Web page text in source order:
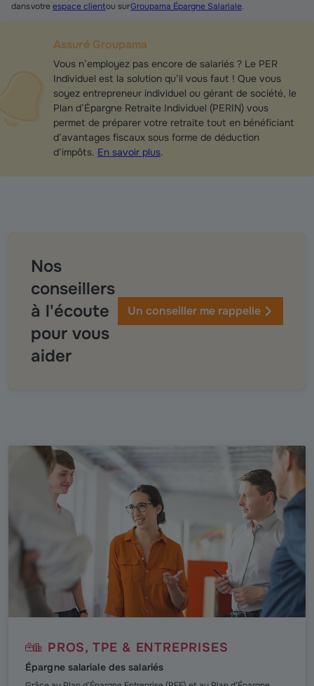
dans votreespace clientou surGroupama Épargne Salariale.
Assuré Groupama
Vous n’employez pas encore de salariés ? Le PER
Individuel est la solution qu’il vous faut ! Que vous
soyez entrepreneur individuel ou gérant de société, le
Plan d’Épargne Retraite Individuel (PERIN) vous
permet de préparer votre retraite tout en bénéficiant
d’avantages fiscaux sous forme de déduction
d’impôts. En savoir plus.
Nos
conseillers
à l'écoute
pour vous
aider
Un conseiller me rappelle
PROS, TPE & ENTREPRISES
Épargne salariale des salariés